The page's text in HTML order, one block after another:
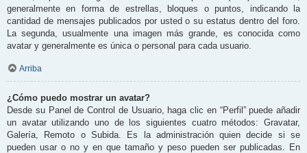
generalmente en forma de estrellas, bloques o puntos, indicando la
cantidad de mensajes publicados por usted o su estatus dentro del foro.
La segunda, usualmente una imagen más grande, es conocida como
avatar y generalmente es única o personal para cada usuario.
Arriba
¿Cómo puedo mostrar un avatar?
Desde su Panel de Control de Usuario, haga clic en “Perfil” puede añadir
un avatar utilizando uno de los siguientes cuatro métodos: Gravatar,
Galería, Remoto o Subida. Es la administración quien decide si se
pueden usar o no y en que tamaño y peso pueden ser publicadas. En